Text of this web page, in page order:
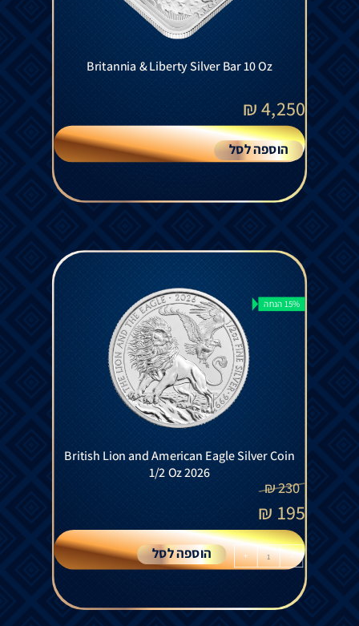
Britannia & Liberty Silver Bar 10 Oz
4,250
₪
הוספה לסל
15% הנחה
British Lion and American Eagle Silver Coin
1/2 Oz 2026
230
₪
195
₪
-
+ הוספה לסל